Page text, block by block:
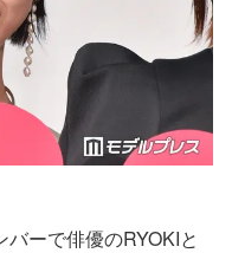
ーで俳優のRYOKIと